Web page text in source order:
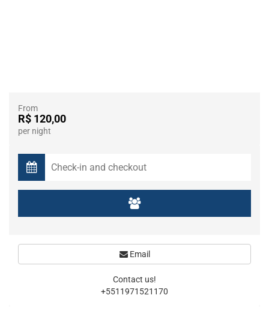
From
R$ 120,00
per night
Email
Contact us!
+5511971521170